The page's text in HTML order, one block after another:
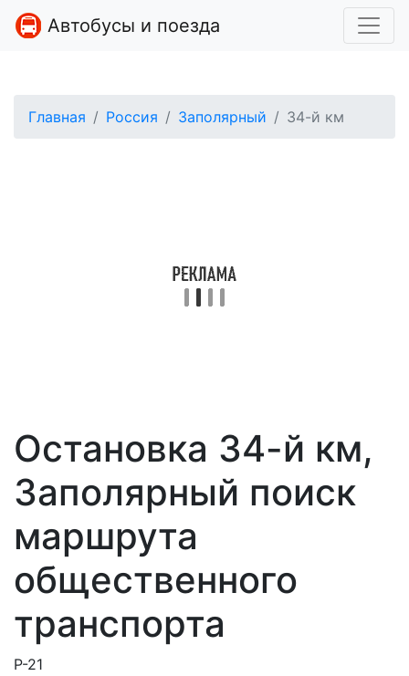
Автобусы и поезда
Главная Россия Заполярный 34-й км
Остановка 34-й км,
Заполярный поиск
маршрута
общественного
транспорта
Р-21